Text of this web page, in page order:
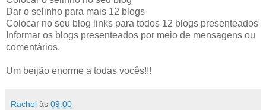
Dar o selinho para mais 12 blogs
Colocar no seu blog links para todos 12 blogs presenteados
Informar os blogs presenteados por meio de mensagens ou
comentários.
Um beijão enorme a todas vocês!!!
Rachel às 09:00